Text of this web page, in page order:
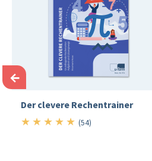
Der clevere Rechentrainer
★ ★ ★ ★ ★ 5/5
(54)
←